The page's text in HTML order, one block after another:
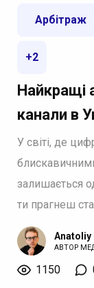
Арбітраж
+2
Найкращі
канали в
У світі, де
залишається
ти прагнеш
Anatoliy
АВТОР
1150